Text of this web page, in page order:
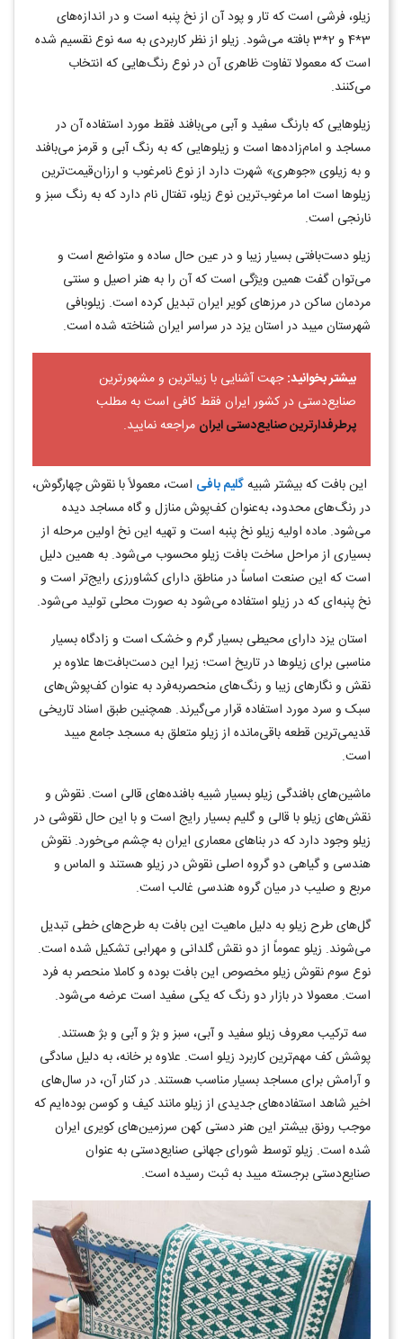
زیلو، فرشی است که تار و پود آن از نخ پنبه است و در اندازه‌های
3*4 و 2*3 بافته می‌شود. زیلو از نظر کاربردی به سه نوع نقسیم شده
است که معمولا تفاوت ظاهری آن در نوع رنگ‌هایی که انتخاب
می‌کنند.
زیلوهایی که بارنگ سفید و آبی می‌بافند فقط مورد استفاده آن در
مساجد و امام‌زاده‌ها است و زیلوهایی که به رنگ آبی و قرمز می‌بافند
و به زیلوی «جوهری» شهرت دارد از نوع نامرغوب و ارزان‌قیمت‌ترین
زیلوها است اما مرغوب‌ترین نوع زیلو، تفتال نام دارد که به رنگ سبز و
نارنجی است.
زیلو دست‌بافتی بسیار زیبا و در عین حال ساده و متواضع است و
می‌توان گفت همین ویژگی است که آن را به هنر اصیل و سنتی
مردمان ساکن در مرزهای کویر ایران تبدیل کرده است. زیلوبافی
شهرستان میبد در استان یزد در سراسر ایران شناخته شده است.
بیشتر بخوانید:جهت آشنایی با زیباترین و مشهورترین
صنایع‌دستی در کشور ایران فقط کافی است به مطلب
پرطرفدارترین صنایع‌دستی ایران مراجعه نمایید.
این بافت که بیشتر شبیهگلیم بافی است، معمولاً با نقوش چهارگوش،
در رنگ‌های محدود، به‌عنوان کف‌پوش منازل و گاه مساجد دیده
می‌شود. ماده اولیه زیلو نخ پنبه است و تهیه این نخ اولین مرحله از
بسیاری از مراحل ساخت بافت زیلو محسوب ‌می‌شود. به همین دلیل
است که این صنعت اساساً در مناطق دارای کشاورزی رایج‌تر است و
نخ پنبه‌ای که در زیلو استفاده ‌می‌شود به صورت محلی تولید ‌می‌شود.
استان یزد دارای محیطی بسیار گرم و خشک است و زادگاه بسیار
مناسبی برای زیلوها در تاریخ است؛ زیرا این دست‌بافت‌ها علاوه بر
نقش و نگارهای زیبا و رنگ‌های منحصربه‌فرد به عنوان کف‌پوش‌های
سبک و سرد مورد استفاده قرار می‌گیرند. همچنین طبق اسناد تاریخی
قدیمی‌ترین قطعه باقی‌مانده از زیلو متعلق به مسجد جامع میبد
است.
ماشین‌های بافندگی زیلو بسیار شبیه بافنده‌های قالی است. نقوش و
نقش‌های زیلو با قالی و گلیم بسیار رایج است و با این حال نقوشی در
زیلو وجود دارد که در بناهای معماری ایران به چشم می‌خورد. نقوش
هندسی و گیاهی دو گروه اصلی نقوش در زیلو هستند و الماس و
مربع و صلیب در میان گروه هندسی غالب است.
گل‌های طرح زیلو به دلیل ماهیت این بافت به طرح‌های خطی تبدیل
می‌شوند. زیلو عموماً از دو نقش گلدانی و مهرابی تشکیل شده است.
نوع سوم نقوش زیلو مخصوص این بافت بوده و کاملا منحصر به فرد
است. معمولا در بازار دو رنگ که یکی سفید است عرضه ‌می‌شود.
سه ترکیب معروف زیلو سفید و آبی، سبز و بژ و آبی و بژ هستند.
پوشش کف مهم‌ترین کاربرد زیلو است. علاوه بر خانه، به دلیل سادگی
و آرامش برای مساجد بسیار مناسب هستند. در کنار آن، در سال‌های
اخیر شاهد استفاده‌های جدیدی از زیلو مانند کیف و کوسن بوده‌ایم که
موجب رونق بیشتر این هنر دستی کهن سرزمین‌های کویری ایران
شده است. زیلو توسط شورای جهانی صنایع‌دستی به عنوان
صنایع‌دستی برجسته میبد به ثبت رسیده است.